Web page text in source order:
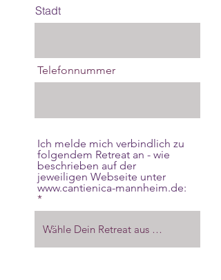
Stadt
Telefonnummer
Ich melde mich verbindlich zu
folgendem Retreat an - wie
beschrieben auf der
jeweiligen Webseite unter
www.cantienica-mannheim.de: